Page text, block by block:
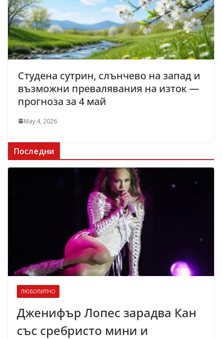
Студена сутрин, слънчево на запад и
възможни превалявания на изток —
прогноза за 4 май
May 4, 2026
Последни
ЛЮБОПИТНО
Дженифър Лопес зарадва Кан
със сребристо мини и